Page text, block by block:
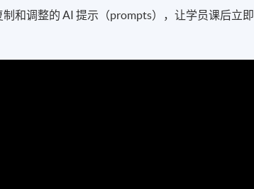
和调整的 AI 提示（prompts），让学员课后立即